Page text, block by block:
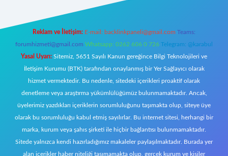
Reklam ve İletişim: E-mail: backlinkpaneli@gmail.com Teams:
forumhizmeti@gmail.com Whatsapp: 0262 606 0 726 Telegram: @karabul
Yasal Uyarı: Sitemiz, 5651 Sayılı Kanun gereğince Bilgi Teknolojileri ve
İletişim Kurumu (BTK) tarafından onaylanmış bir Yer Sağlayıcı olarak
hizmet vermektedir. Bu nedenle, sitedeki içerikleri proaktif olarak
denetleme veya araştırma yükümlülüğümüz bulunmamaktadır. Ancak,
üyelerimiz yazdıkları içeriklerin sorumluluğunu taşımakta olup, siteye üye
olarak bu sorumluluğu kabul etmiş sayılırlar. Bu internet sitesi, herhangi bir
marka, kurum veya şahıs şirketi ile hiçbir bağlantısı bulunmamaktadır.
Sitede yalnızca kendi hazırladığımız makaleler paylaşılmaktadır. Burada yer
alan içerikler haber niteliği taşımamakta olup, gerçek kurum ve kişiler